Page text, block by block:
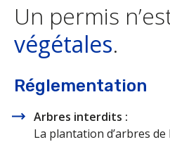
Un permis
végétales.
Réglementation
Arbres interdits :
La plantation d’arbres